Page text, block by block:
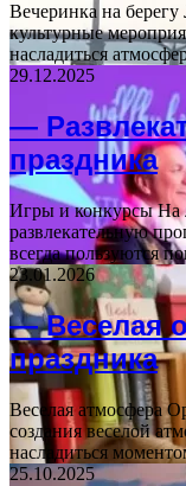
Вечеринка на
культурные
насладиться
29.12.2025
—
праздника
Игры и конкурсы На
развлекательную
всегда пользуются
23.01.2026
— Веселая
праздника
Веселая атмосфера
создания веселой
насладиться
25.10.2025